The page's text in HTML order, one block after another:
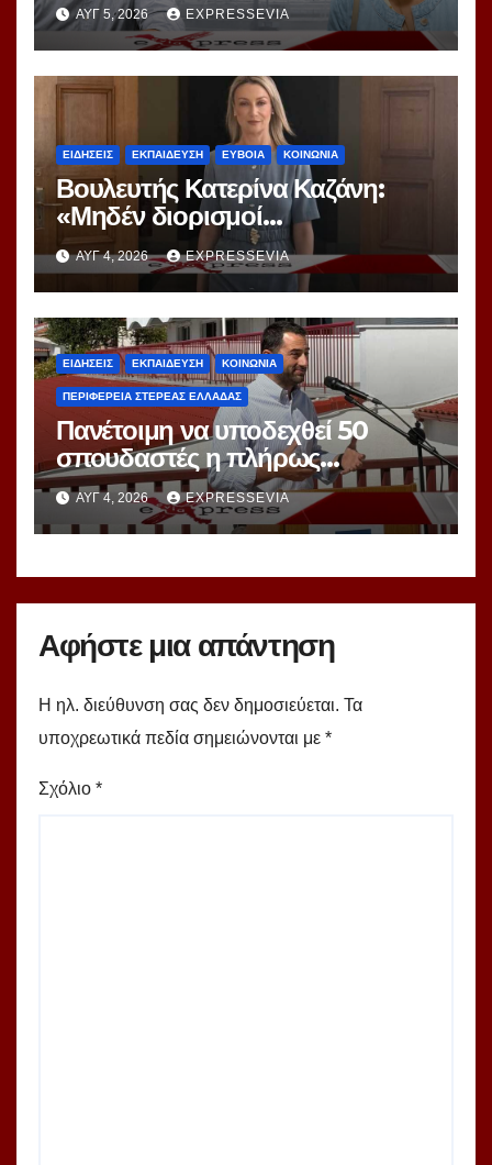
Θαλασσινού τεκμηριώνει την
αδράνεια της δημοτικής αρχής
ΑΥΓ 5, 2026 EXPRESSEVIA
ΕΙΔΗΣΕΙΣ ΕΚΠΑΙΔΕΥΣΗ ΕΥΒΟΙΑ ΚΟΙΝΩΝΙΑ
Βουλευτής Κατερίνα Καζάνη:
«Μηδέν διορισμοί
Εκπαιδευτικών σε Α’ Εύβοιας»
ΑΥΓ 4, 2026 EXPRESSEVIA
ΕΙΔΗΣΕΙΣ ΕΚΠΑΙΔΕΥΣΗ ΚΟΙΝΩΝΙΑ
ΠΕΡΙΦΕΡΕΙΑ ΣΤΕΡΕΑΣ ΕΛΛΑΔΑΣ
Πανέτοιμη να υποδεχθεί 50
σπουδαστές η πλήρως
ανακαινισμένη φοιτητική Εστία
Καρπενησίου
ΑΥΓ 4, 2026 EXPRESSEVIA
Αφήστε μια απάντηση
Η ηλ. διεύθυνση σας δεν δημοσιεύεται. Τα
υποχρεωτικά πεδία σημειώνονται με *
Σχόλιο *